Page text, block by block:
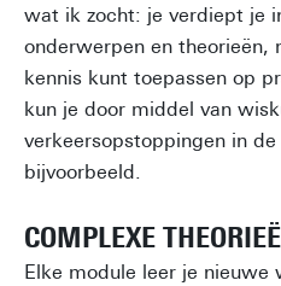
wat ik zocht: je verdiept je
onderwerpen en theorieën,
kennis kunt toepassen op
kun je door middel van
verkeersopstoppingen in
bijvoorbeeld.
COMPLEXE
Elke module leer je nieuwe